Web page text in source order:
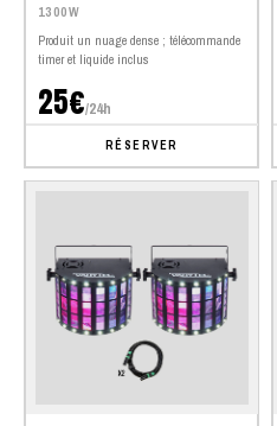
1300W
Produit un nuage dense ; télécommande
timer et liquide inclus
25€/24h
RÉSERVER